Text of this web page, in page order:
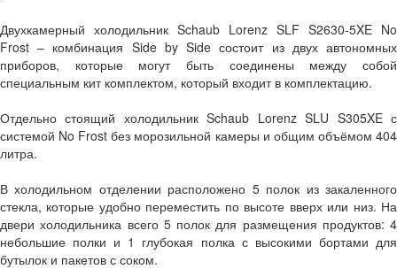
Двухкамерный холодильник Schaub Lorenz SLF S2630-5XE No
Frost – комбинация Side by Side состоит из двух автономных
приборов, которые могут быть соединены между собой
специальным кит комплектом, который входит в комплектацию.
Отдельно стоящий холодильник Schaub Lorenz SLU S305XE с
системой No Frost без морозильной камеры и общим объёмом 404
литра.
В холодильном отделении расположено 5 полок из закаленного
стекла, которые удобно переместить по высоте вверх или низ. На
двери холодильника всего 5 полок для размещения продуктов: 4
небольшие полки и 1 глубокая полка с высокими бортами для
бутылок и пакетов с соком.